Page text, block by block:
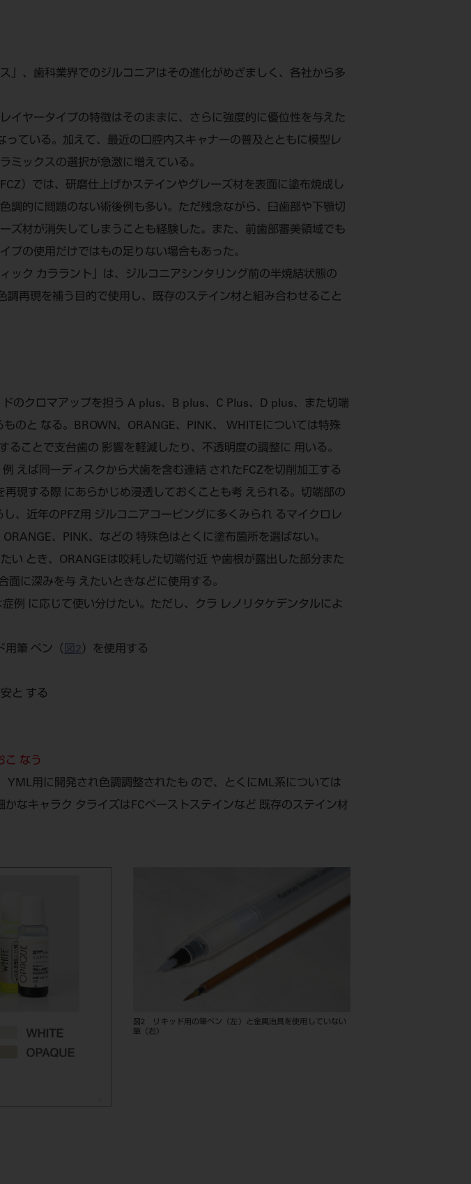
」、歯科業界でのジルコニアはその進化がめざましく、各社から多
イヤータイプの特徴はそのままに、さらに強度的に優位性を与えた
ている。加えて、最近の口腔内スキャナーの普及とともに模型レ
ミックスの選択が急激に増えている。
）では、研磨仕上げかステインやグレーズ材を表面に塗布焼成し
調的に問題のない術後例も多い。ただ残念ながら、臼歯部や下顎切
ズ材が消失してしまうことも経験した。また、前歯部審美領域でも
プの使用だけではもの足りない場合もあった。
ック カララント」は、ジルコニアシンタリング前の半焼結状態の
再現を補う目的で使用し、既存のステイン材と組み合わせること
のクロマアップを担う A plus、B plus、C Plus、D plus、また切端
のと なる。BROWN、ORANGE、PINK、 WHITEについては特殊
ことで支台歯の 影響を軽減したり、不透明度の調整に 用いる。
えば同一ディスクから犬歯を含む連結 されたFCZを切削加工する
現する際 にあらかじめ浸透しておくことも考 えられる。切端部の
、近年のPFZ用 ジルコニアコーピングに多くみられ るマイクロレ
、PINK、などの 特殊色はとくに塗布箇所を選ばない。
い とき、ORANGEは咬耗した切端付近 や歯根が露出した部分また
に深みを与 えたいときなどに使用する。
例 に応じて使い分けたい。ただし、クラ レノリタケデンタルによ
筆 ペン（ 図2 ）を使用する
と する
なう
用に開発され色調調整されたも ので、とくにML系については
なキャラク タライズはFCペーストステインなど 既存のステイン材
図2 リキッド用の筆ペン（左）と金属治具を使用していない
筆（右）